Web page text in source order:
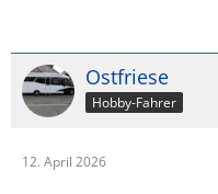
Ostfriese
Hobby-Fahrer
12. April 2026